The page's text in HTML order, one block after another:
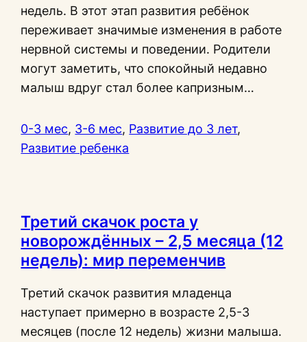
недель. В этот этап развития ребёнок
переживает значимые изменения в работе
нервной системы и поведении. Родители
могут заметить, что спокойный недавно
малыш вдруг стал более капризным…
0-3 мес, 3-6 мес, Развитие до 3 лет
Развитие ребенка
Третий скачок роста у
новорождённых – 2,5 месяца (12
недель): мир переменчив
Третий скачок развития младенца
наступает примерно в возрасте 2,5-3
месяцев (после 12 недель) жизни малыша.